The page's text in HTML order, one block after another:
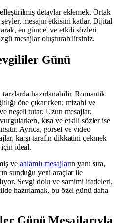
detaylar eklemek. Ortak
mesajın etkisini katlar. Dijital
en güncel ve etkili sözleri
mesajlar oluşturabilirsiniz.
Günü
hazırlanabilir. Romantik
öne çıkarırken; mizahi ve
neşeli tutar. Uzun mesajlar,
kısa ve etkili sözler ise
Ayrıca, görsel ve video
karşı tarafın dikkatini çekmek
ideal.
ve anlamlı mesajların yanı sıra,
sunduğu yeni araçlar ile
Sevgi dolu ve samimi ifadeleri,
hazırlamak, bu özel günü daha
Günü Mesajlarıyla